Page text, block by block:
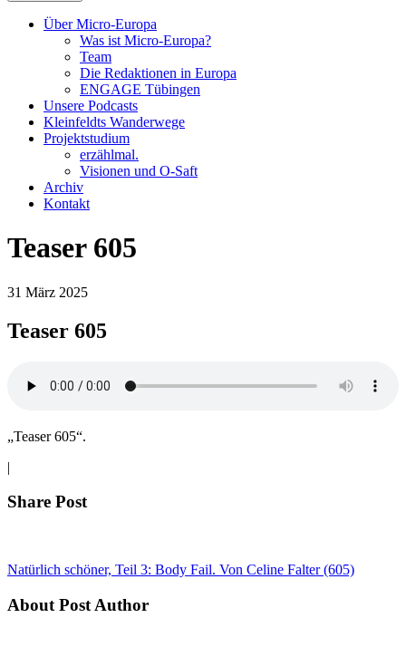
Über Micro-Europa
Was ist Micro-Europa?
Team
Die Redaktionen in Europa
ENGAGE Tübingen
Unsere Podcasts
Kleinfeldts Wanderwege
Projektstudium
erzählmal.
Visionen und O-Saft
Archiv
Kontakt
Teaser 605
31 März 2025
Teaser 605
„Teaser 605“.
|
Share Post
Natürlich schöner, Teil 3: Body Fail. Von Celine Falter (605)
About Post Author